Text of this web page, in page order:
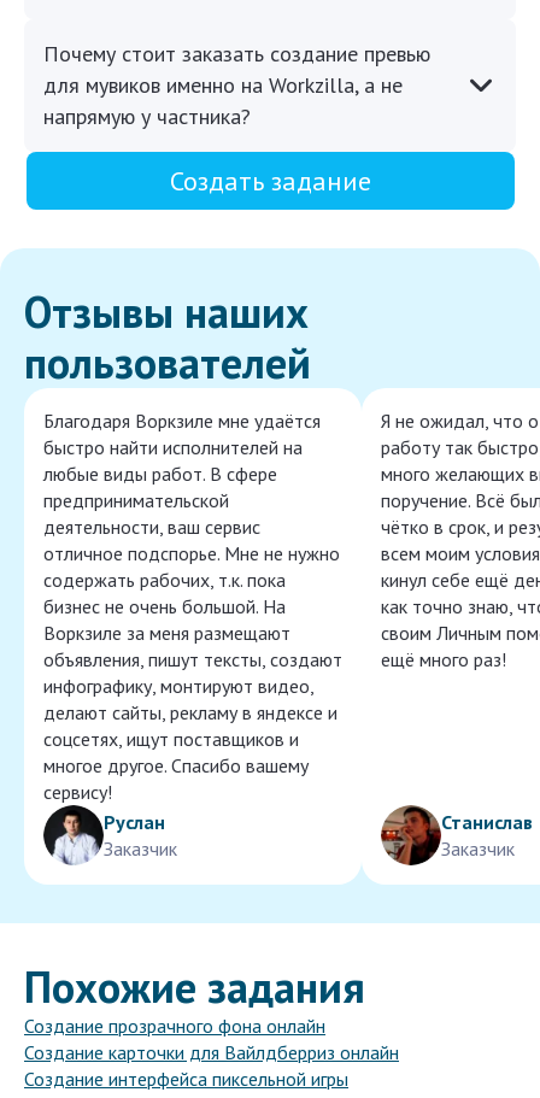
Почему стоит заказать создание превью
для мувиков именно на Workzilla, а не
напрямую у частника?
Создать задание
Отзывы наших
пользователей
Благодаря Воркзиле мне удаётся
быстро найти исполнителей на
любые виды работ. В сфере
предпринимательской
деятельности, ваш сервис
отличное подспорье. Мне не нужно
содержать рабочих, т.к. пока
бизнес не очень большой. На
Воркзиле за меня размещают
объявления, пишут тексты, создают
инфографику, монтируют видео,
делают сайты, рекламу в яндексе и
соцсетях, ищут поставщиков и
многое другое. Спасибо вашему
сервису!
Руслан
Заказчик
Я не ожидал, что
работу так
много желающих
поручение. Всё
чётко в срок, и
всем моим
кинул себе ещё
как точно знаю,
своим Личным
ещё много раз!
Станислав
Заказчик
Похожие задания
Создание прозрачного фона онлайн
Создание карточки для Вайлдберриз онлайн
Создание интерфейса пиксельной игры